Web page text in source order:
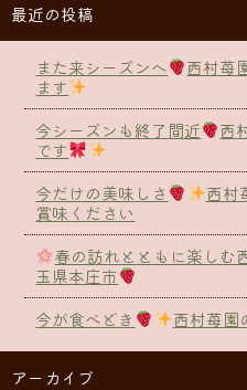
最近の投稿
また来シーズンへ
西村苺
ます
今シーズンも終了間近
西
です
今だけの美味しさ
西村
賞味ください
春の訪れとともに楽しむ
玉県本庄市
今が食べどき
西村苺園
アーカイブ